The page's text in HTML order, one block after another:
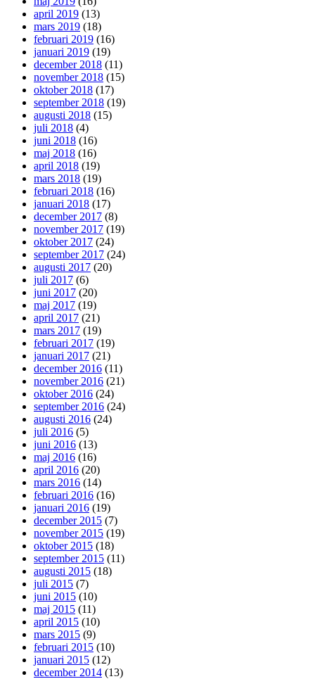
april 2019 (13)
mars 2019 (18)
februari 2019 (16)
januari 2019 (19)
december 2018 (11)
november 2018 (15)
oktober 2018 (17)
september 2018 (19)
augusti 2018 (15)
juli 2018 (4)
juni 2018 (16)
maj 2018 (16)
april 2018 (19)
mars 2018 (19)
februari 2018 (16)
januari 2018 (17)
december 2017 (8)
november 2017 (19)
oktober 2017 (24)
september 2017 (24)
augusti 2017 (20)
juli 2017 (6)
juni 2017 (20)
maj 2017 (19)
april 2017 (21)
mars 2017 (19)
februari 2017 (19)
januari 2017 (21)
december 2016 (11)
november 2016 (21)
oktober 2016 (24)
september 2016 (24)
augusti 2016 (24)
juli 2016 (5)
juni 2016 (13)
maj 2016 (16)
april 2016 (20)
mars 2016 (14)
februari 2016 (16)
januari 2016 (19)
december 2015 (7)
november 2015 (19)
oktober 2015 (18)
september 2015 (11)
augusti 2015 (18)
juli 2015 (7)
juni 2015 (10)
maj 2015 (11)
april 2015 (10)
mars 2015 (9)
februari 2015 (10)
januari 2015 (12)
december 2014 (13)